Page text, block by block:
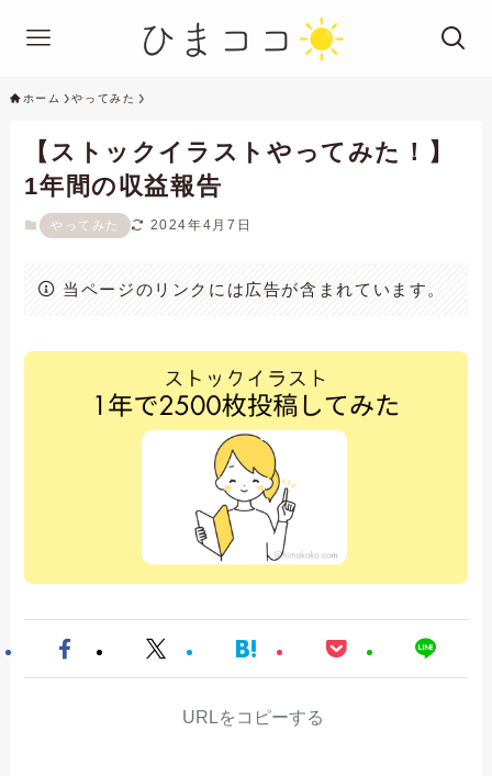
ホーム やってみた
【ストックイラストやってみた！】
1年間の収益報告
やってみた 2024年4月7日
当ページのリンクには広告が含まれています。
URLをコピーする